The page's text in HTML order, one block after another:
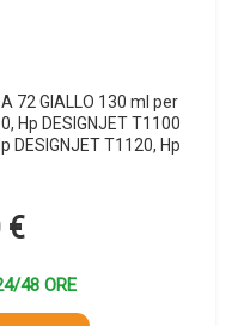
72 GIALLO 130 ml per
Hp DESIGNJET T1100
DESIGNJET T1120, Hp
€
48 ORE